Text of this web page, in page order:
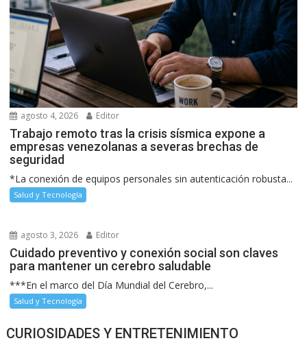
agosto 4, 2026 Editor
Trabajo remoto tras la crisis sísmica expone a
empresas venezolanas a severas brechas de
seguridad
*La conexión de equipos personales sin autenticación robusta...
Salud y Tecnología
agosto 3, 2026 Editor
Cuidado preventivo y conexión social son claves
para mantener un cerebro saludable
***En el marco del Día Mundial del Cerebro,...
Salud y Tecnología
CURIOSIDADES Y ENTRETENIMIENTO